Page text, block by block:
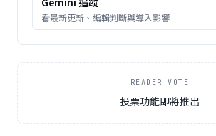
看最新更新、編輯判斷與導入影響
READER VOTE
投票功能即將推出